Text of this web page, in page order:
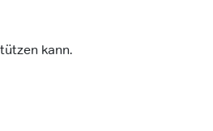
kann.